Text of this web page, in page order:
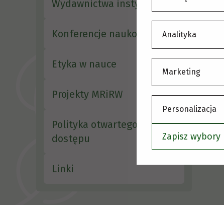
Wydawnictwa instytutu
Konferencje naukowe
Etyka w nauce
Projekty MRiRW
Polityka otwartego
dostępu
Linki
Analityka
Marketing
Personalizacja
Zapisz wybory